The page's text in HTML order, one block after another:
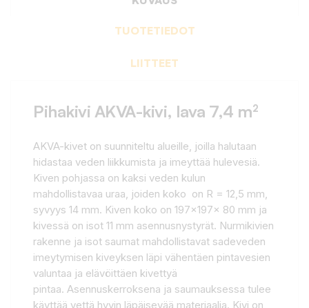
TUOTETIEDOT
LIITTEET
Pihakivi AKVA-kivi, lava 7,4 m²
AKVA-kivet on suunniteltu alueille, joilla halutaan
hidastaa veden liikkumista ja imeyttää hulevesiä.
Kiven pohjassa on kaksi veden kulun
mahdollistavaa uraa, joiden koko on R = 12,5 mm,
syvyys 14 mm. Kiven koko on 197x197x 80 mm ja
kivessä on isot 11 mm asennusnystyrät. Nurmikivien
rakenne ja isot saumat mahdollistavat sadeveden
imeytymisen kiveyksen läpi vähentäen pintavesien
valuntaa ja elävöittäen kivettyä
pintaa. Asennuskerroksena ja saumauksessa tulee
käyttää vettä hyvin läpäisevää materiaalia. Kivi on